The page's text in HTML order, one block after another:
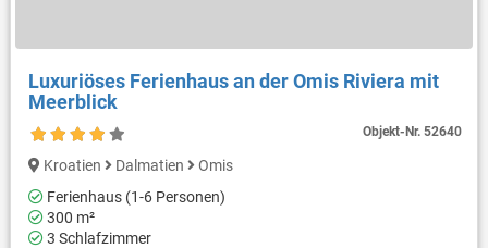
Luxuriöses Ferienhaus an der Omis Riviera mit
Meerblick
Objekt-Nr.52640
Kroatien Dalmatien
Omis
Ferienhaus (1-6 Personen)
300 m²
3 Schlafzimmer